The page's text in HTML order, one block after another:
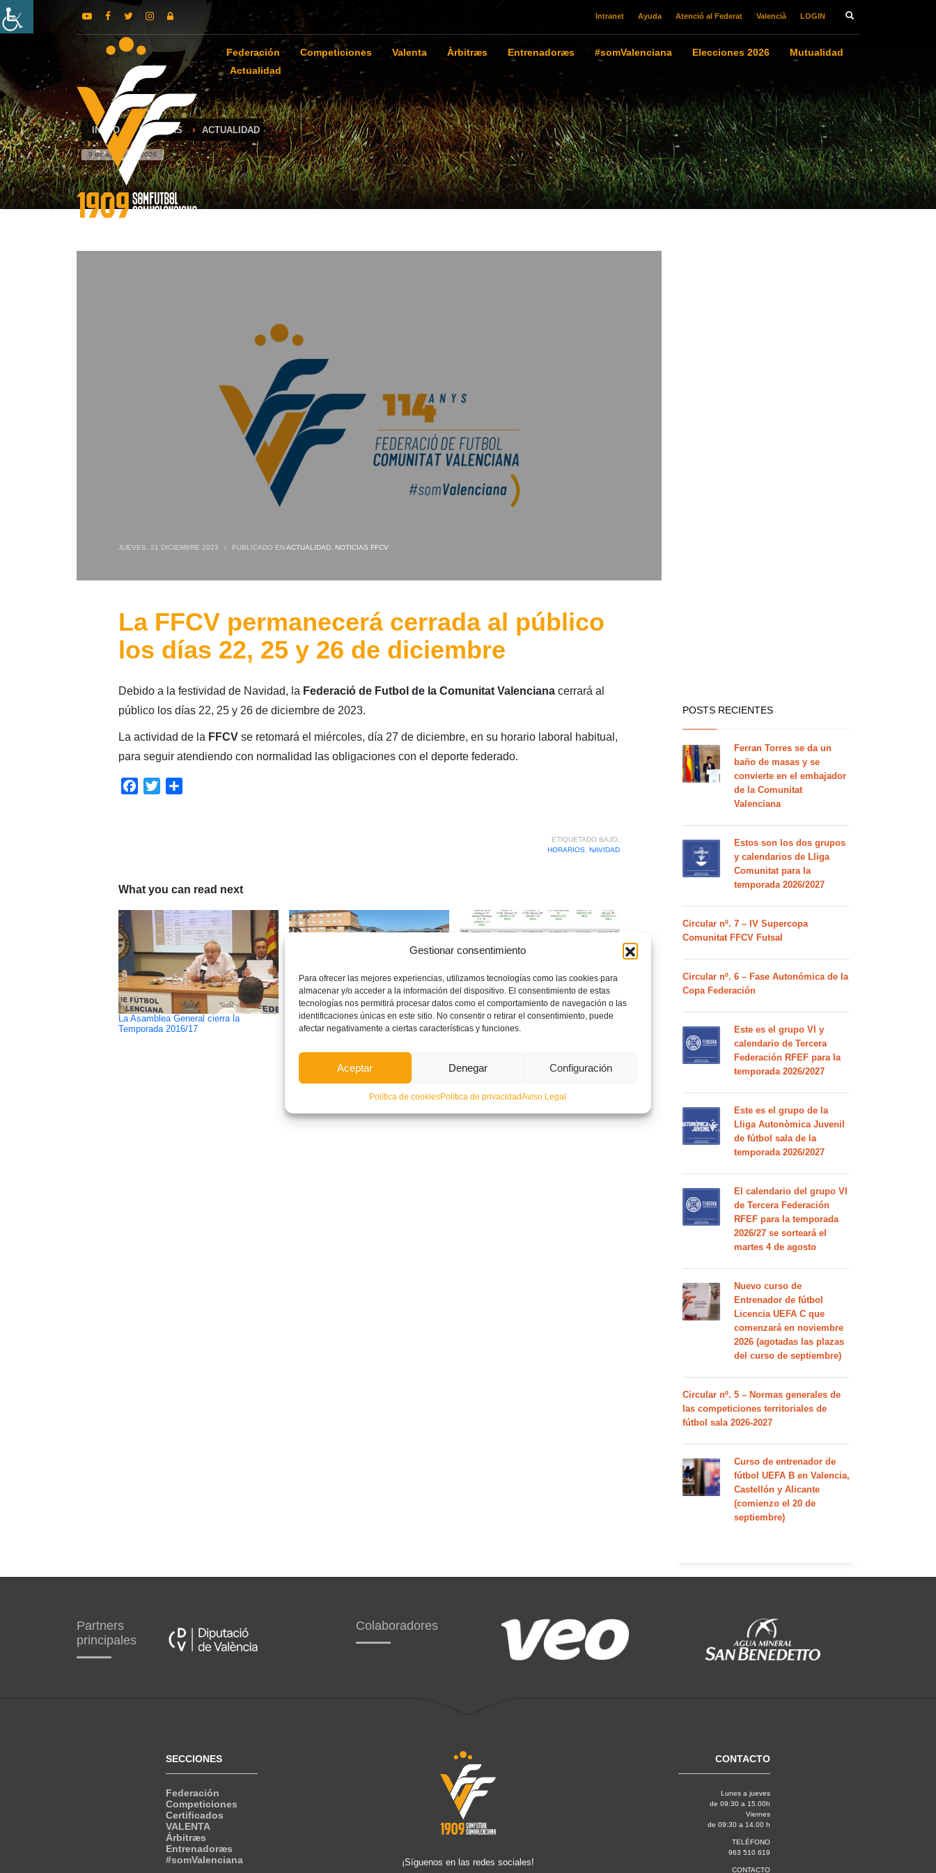
Gestionar consentimiento
Para ofrecer las mejores experiencias, utilizamos tecnologías como las cookies para
almacenar y/o acceder a la información del dispositivo. El consentimiento de estas
tecnologías nos permitirá procesar datos como el comportamiento de navegación o las
identificaciones únicas en este sitio. No consentir o retirar el consentimiento, puede
afectar negativamente a ciertas características y funciones.
Aceptar Denegar Configuración
Política de cookiesPolítica de privacidadAviso Legal
Intranet Ayuda Atenció al Federat Valencià LOGIN
Federación Competiciones Valenta Àrbitræs Entrenadoræs #somValenciana Elecciones 2026
Mutualidad
Actualidad
INICIO NOTICIAS ACTUALIDAD
9 de agosto de 2026
JUEVES, 21 DICIEMBRE 2023 / PUBLICADO ENACTUALIDAD, NOTICIAS FFCV
La FFCV permanecerá cerrada al público
los días 22, 25 y 26 de diciembre
Debido a la festividad de Navidad, la Federació de Futbol de la Comunitat Valencianacerrará al
público los días 22, 25 y 26 de diciembre de 2023.
La actividad de la FFCV se retomará el miércoles, día 27 de diciembre, en su horario laboral habitual,
para seguir atendiendo con normalidad las obligaciones con el deporte federado.
Facebook
Twitter
ETIQUETADO BAJO:
HORARIOS, NAVIDAD
What you can read next
La Asamblea General cierra la
Temporada 2016/17
El Español de Alcoy se alza en El
Collao con el título de Campeón del
Quinta jornada de la IX Copa
Federación – Benjamín
POSTS RECIENTES
Ferran Torres se da un
baño de masas y se
convierte en el embajador
de la Comunitat
Valenciana
Estos son los dos grupos
y calendarios de Lliga
Comunitat para la
temporada 2026/2027
Circular nº. 7 – IV Supercopa
Comunitat FFCV Futsal
Circular nº. 6 – Fase Autonómica de la
Copa Federación
Este es el grupo VI y
calendario de Tercera
Federación RFEF para la
temporada 2026/2027
Este es el grupo de la
Lliga Autonòmica Juvenil
de fútbol sala de la
temporada 2026/2027
El calendario del grupo VI
de Tercera Federación
RFEF para la temporada
2026/27 se sorteará el
martes 4 de agosto
Nuevo curso de
Entrenador de fútbol
Licencia UEFA C que
comenzará en noviembre
2026 (agotadas las plazas
del curso de septiembre)
Circular nº. 5 – Normas generales de
las competiciones territoriales de
fútbol sala 2026-2027
Curso de entrenador de
fútbol UEFA B en Valencia,
Castellón y Alicante
(comienzo el 20 de
septiembre)
Partners
principales
Colaboradores
SECCIONES
Federación
Competiciones
Certificados
VALENTA
Árbitræs
Entrenadoræs
#somValenciana
¡Síguenos en las redes sociales!
CONTACTO
Lunes a jueves
de 09:30 a 15.00h
Viernes
de 09:30 a 14.00 h
TELÉFONO
963 510 619
CONTACTO